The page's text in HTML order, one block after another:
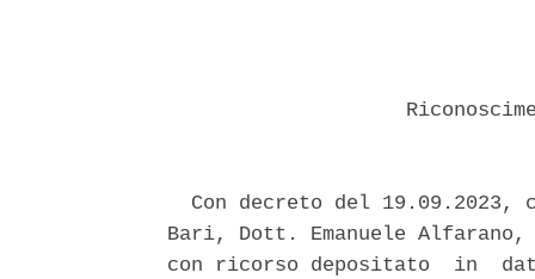
Con decreto del 19.09.2023,
Bari, Dott. Emanuele Alfarano,
con ricorso depositato  in